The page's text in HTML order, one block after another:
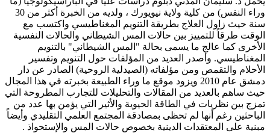
وراء النفس) من كلية ولاية نيويورك ، ولديه من الخبرة أكثر من 30
سنة حيث زاول العلاج بطريقة التنويم المغناطيسي واكتسب مع
الوقت طرقاً للتمييز بين حالات المس الشيطاني والحالات النفسية
الأخرى كما عالج ما يسمى بحالة "المس الشيطاني" بالتنويم
المغناطيسي. وأصدر العديد من المؤلفات حول التنويم وتفسير
الأحلام والتقمص ومن مؤلفاته (الصيدلية الروحية) الصادر عن دار
دمشق عام 2010 ويزود موقع ما وراء الطبيعة بخبرته في هذا المجال
حيث ساهم بالعديد من المقالات والتحليلات للتجارب المطروحة التي
تمزج بين نظريات في الطاقة الحيوية والأثير التي يؤمن بها عدد من
الباحثين رغم أنها لم تحظى بمصادقة المجتمع العلمي التقليدي وأيضاً
مبنية على المعتقدات الدينية بخصوص حالات المس والإستحواذ .